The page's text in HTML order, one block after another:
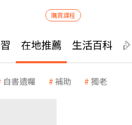
購買課程
在地推薦 生活百科
自書遺囑 補助 獨老